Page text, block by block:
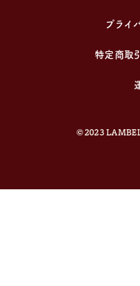
プライ
特定商取
©2023